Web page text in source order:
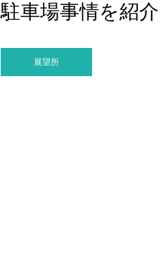
駐車場事情を紹介
展望所